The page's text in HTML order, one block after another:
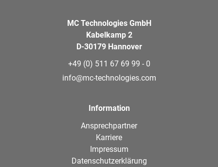
MC Technologies GmbH
Kabelkamp 2
D-30179 Hannover
+49 (0) 511 67 69 99 - 0
info@mc-technologies.com
Information
Ansprechpartner
Karriere
Impressum
Datenschutzerklärung